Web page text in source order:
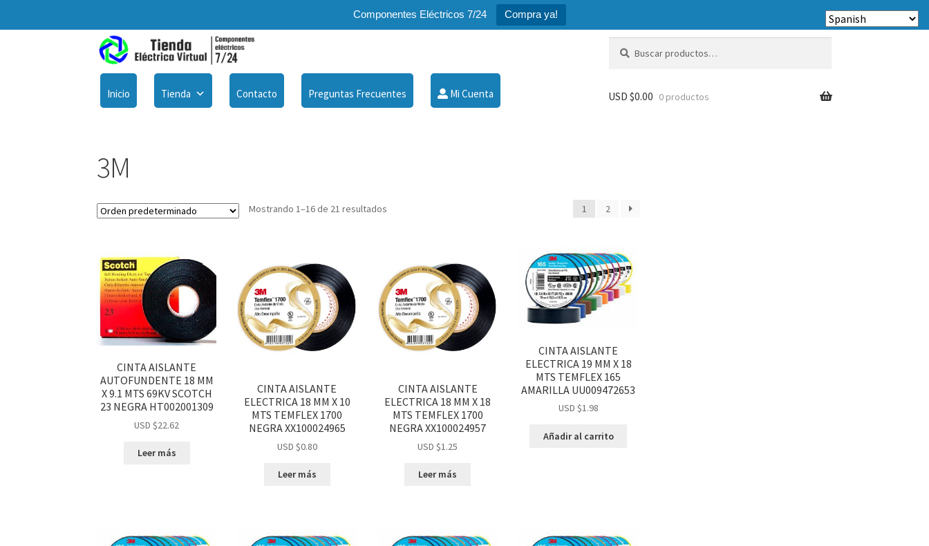
Componentes Eléctricos 7/24 Compra ya!
Buscar
Inicio Tienda Contacto Preguntas Frecuentes Mi Cuenta USD $0.00 0 productos
3M
Mostrando 1–16 de 21 resultados 1 2
CINTA AISLANTE
AUTOFUNDENTE 18 MM
X 9.1 MTS 69KV SCOTCH
23 NEGRA HT002001309
USD $22.62
Leer más
CINTA AISLANTE
ELECTRICA 18 MM X 10
MTS TEMFLEX 1700
NEGRA XX100024965
USD $0.80
Leer más
CINTA AISLANTE
ELECTRICA 18 MM X 18
MTS TEMFLEX 1700
NEGRA XX100024957
USD $1.25
Leer más
CINTA AISLANTE
ELECTRICA 19 MM X 18
MTS TEMFLEX 165
AMARILLA UU009472653
USD $1.98
Añadir al carrito